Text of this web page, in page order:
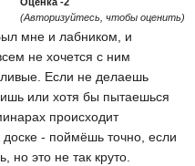
(Авторизуйтесь, чтобы оценить)
мне и лабником, и
не хочется с ним
Если не делаешь
или хотя бы пытаешься
происходит
- поймёшь точно, если
это не так круто.